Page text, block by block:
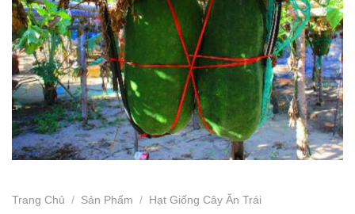
Trang Chủ / Sản Phẩm / Hạt Giống Cây Ăn Trái